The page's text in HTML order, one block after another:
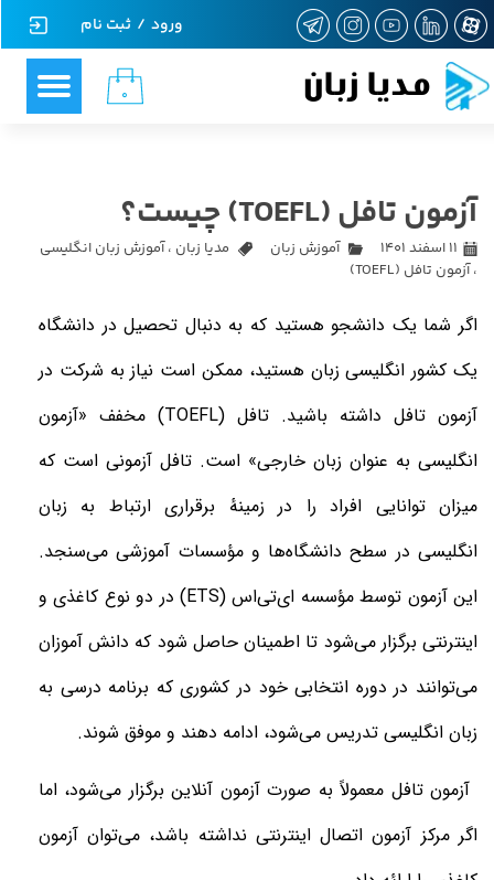
مدیا زبان ۰
ورود / ثبت نام
حساب کاربری من
تغییر گذر واژه
خروج از حساب کاربری
آزمون تافل (TOEFL) چیست؟
۱۱ اسفند ۱۴۰۱ آموزش زبان مدیا زبان ،آموزش زبان انگلیسی
،آزمون تافل (TOEFL)
اگر شما یک دانشجو هستید که به دنبال تحصیل در دانشگاه
یک کشور انگلیسی زبان هستید، ممکن است نیاز به شرکت در
آزمون تافل داشته باشید. تافل (TOEFL) مخفف «آزمون
انگلیسی به عنوان زبان خارجی» است. تافل آزمونی است که
میزان توانایی افراد را در زمینهٔ برقراری ارتباط به زبان
انگلیسی در سطح دانشگاه‌ها و مؤسسات آموزشی می‌سنجد.
این آزمون توسط مؤسسه ای‌تی‌اس (ETS) در دو نوع کاغذی و
اینترنتی برگزار می‌شود تا اطمینان حاصل شود که دانش آموزان
می‌توانند در دوره انتخابی خود در کشوری که برنامه درسی به
زبان انگلیسی تدریس می‌شود، ادامه دهند و موفق شوند.
آزمون تافل معمولاً به صورت آزمون آنلاین برگزار می‌شود، اما
اگر مرکز آزمون اتصال اینترنتی نداشته باشد، می‌توان آزمون